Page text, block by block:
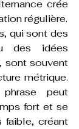
crée
régulière.
qui sont des
des idées
sont souvent
métrique.
peut
fort et se
faible, créant